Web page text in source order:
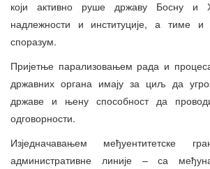
који активно руше државу Босну и
надлежности и институције, а тиме и
споразум.
Пријетње парализовањем рада и
државних органа имају за циљ да
државе и њену способност да
одговорности.
Изједначавањем међуентитетске
административне линије – са